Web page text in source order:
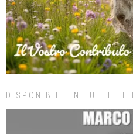
DISPONIBILE IN TUTTE LE